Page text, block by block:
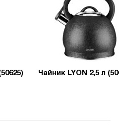
Чайник LYON 2,5 л